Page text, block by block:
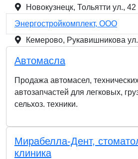
Новокузнецк, Тольятти ул., 42
Энергостройкомплект, ООО
Кемерово, Рукавишникова
Автомасла
Продажа автомасел,
автозапчастей для легковых,
сельхоз. техники.
Мирабелла-Дент,
клиника